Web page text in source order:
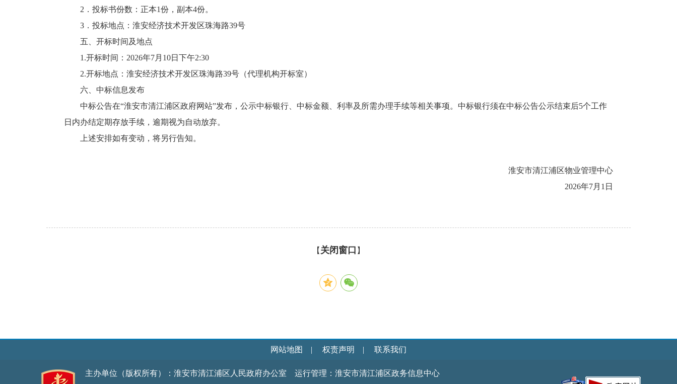
2．投标书份数：正本1份，副本4份。
3．投标地点：淮安经济技术开发区珠海路39号
五、开标时间及地点
1.开标时间：2026年7月10日下午2:30
2.开标地点：淮安经济技术开发区珠海路39号（代理机构开标室）
六、中标信息发布
中标公告在“淮安市清江浦区政府网站”发布，公示中标银行、中标金额、利率及所需办理手续等相关事项。中标银行须在中标公告公示结束后5个工作
日内办结定期存放手续，逾期视为自动放弃。
上述安排如有变动，将另行告知。
淮安市清江浦区物业管理中心
2026年7月1日
【 关闭窗口 】
网站地图 | 权责声明 | 联系我们
主办单位（版权所有）：淮安市清江浦区人民政府办公室 运行管理：淮安市清江浦区政务信息中心